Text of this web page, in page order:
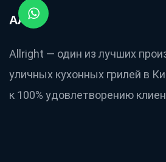
АЛРТ
Allright — один из лучших
уличных кухонных грилей в
к 100% удовлетворению